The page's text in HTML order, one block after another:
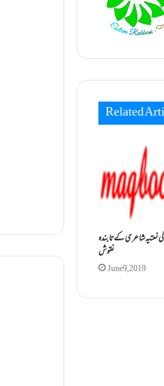
Related
نعتیہ شاعری کے تابندہ
نقوش
June 9, 2019